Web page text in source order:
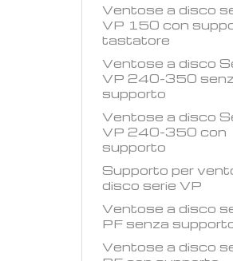
Ventose a disco
VP 150 con
tastatore
Ventose a disco
VP 240-350
supporto
Ventose a disco
VP 240-350 con
supporto
Supporto per
disco serie VP
Ventose a disco
PF senza
Ventose a disco